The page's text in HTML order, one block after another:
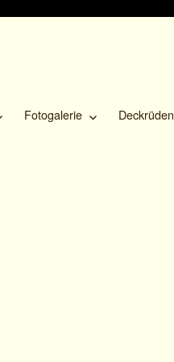
Fotogalerie Deckrüden